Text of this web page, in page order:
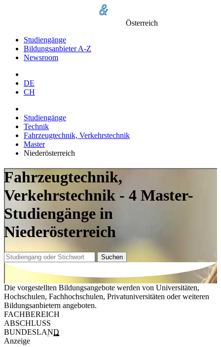
Österreich
Studiengänge
Bildungsanbieter A-Z
Newsroom
DE
CH
Studiengänge
Technik
Fahrzeugtechnik, Verkehrstechnik
Master
Niederösterreich
Fahrzeugtechnik,
Verkehrstechnik - 4 Master-
Studiengänge in
Niederösterreich
Suchen
Die vorgestellten Bildungsangebote werden von Universitäten,
Hochschulen, Fachhochschulen, Privatuniversitäten oder weiteren
Bildungsanbietern angeboten.
FACHBEREICH
ABSCHLUSS
BUNDESLAND
Anzeige